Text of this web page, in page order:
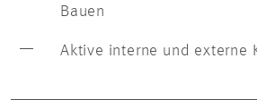
Bauen
Aktive interne und externe